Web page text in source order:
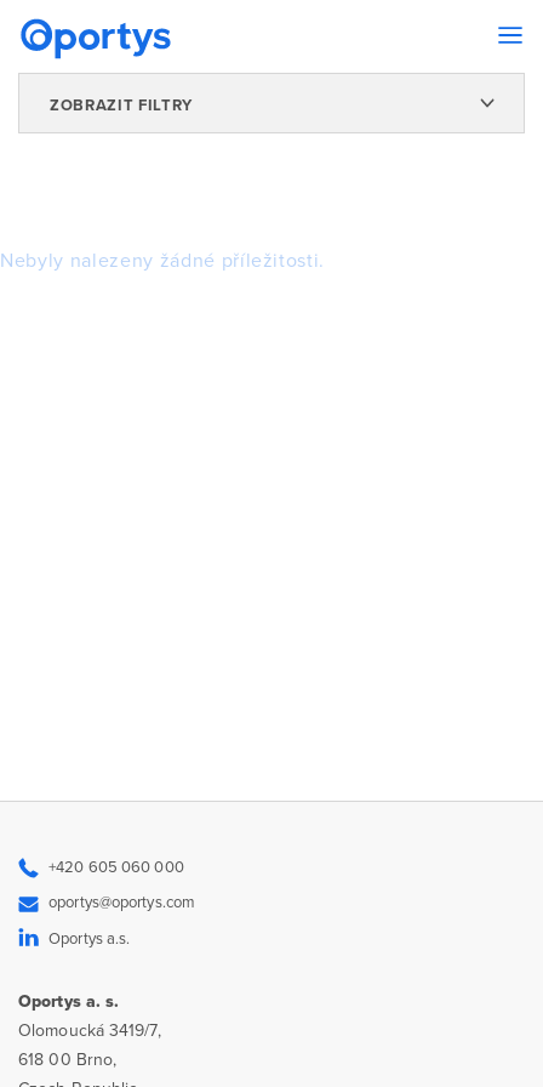
ZOBRAZIT FILTRY
Nebyly nalezeny žádné příležitosti.
+420 605 060 000
oportys@oportys.com
Oportys a.s.
Oportys a. s.
Olomoucká 3419/7,
618 00 Brno,